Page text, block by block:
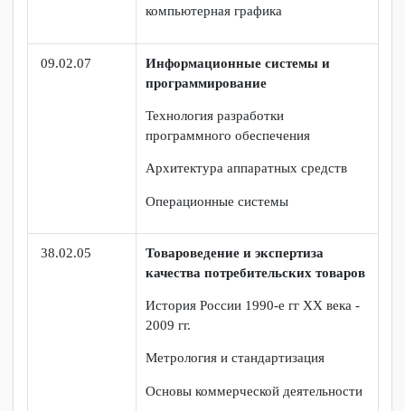
Информационная безопасность
Операционные системы и среды
Элементы математической логики
Мультимедийные технологии и
компьютерная графика
Информационные системы и
программирование
Технология разработки
программного обеспечения
Архитектура аппаратных средств
Товароведение и экспертиза